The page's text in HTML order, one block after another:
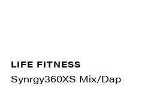
LIFE FITNESS
Synrgy360XS Mix/Dap